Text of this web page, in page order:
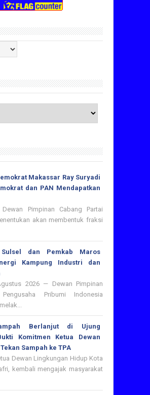
Makassar Ray Suryadi
dan PAN Mendapatkan
Pimpinan Cabang Partai
akan membentuk fraksi
Sulsel dan Pemkab Maros
Kampung Industri dan
2026 — Dewan Pimpinan
Pribumi Indonesia
Berlanjut di Ujung
Komitmen Ketua Dewan
Sampah ke TPA
Dewan Lingkungan Hidup Kota
kembali mengajak masyarakat